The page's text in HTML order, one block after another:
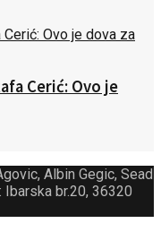
Cerić: Ovo je
Albin Gegic, Sead
br.20, 36320